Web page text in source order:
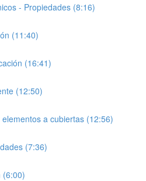
- Propiedades (8:16)
(11:40)
(16:41)
(12:50)
a cubiertas (12:56)
(7:36)
(6:00)